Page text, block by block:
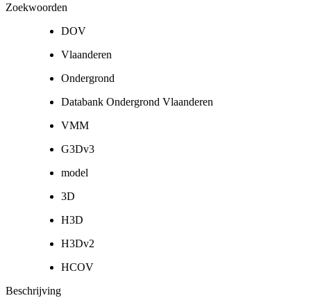
Zoekwoorden
DOV
Vlaanderen
Ondergrond
Databank Ondergrond Vlaanderen
VMM
G3Dv3
model
3D
H3D
H3Dv2
HCOV
Beschrijving